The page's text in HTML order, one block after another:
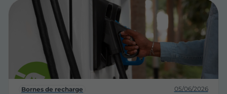
Bornes de recharge 05/06/2026